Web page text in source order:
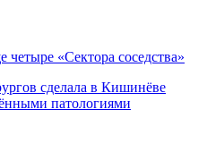
«Сектора соседства»
сделала в Кишинёве
патологиями